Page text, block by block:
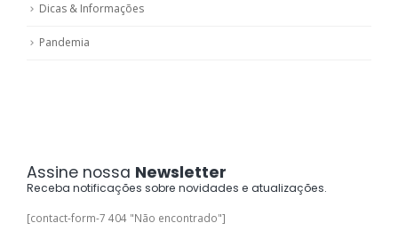
Dicas & Informações
Pandemia
Assine nossa Newsletter
Receba notificações sobre novidades e atualizações.
[contact-form-7 404 "Não encontrado"]